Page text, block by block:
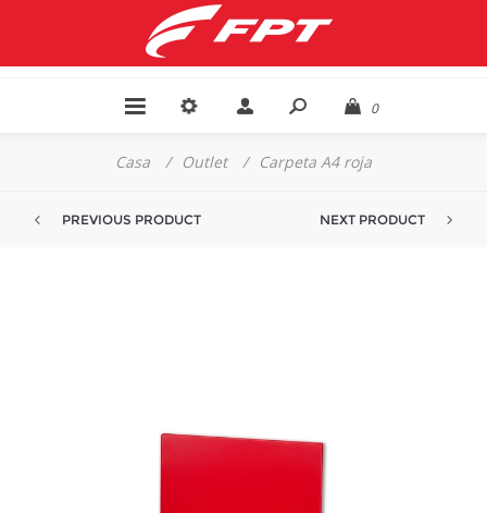
0
Casa / Outlet / Carpeta A4 roja
PREVIOUS PRODUCT NEXT PRODUCT